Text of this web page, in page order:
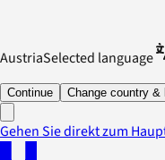
AustriaSelected language
Continue Change country &
Gehen Sie direkt zum